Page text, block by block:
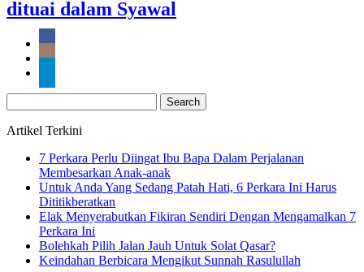
dituai dalam Syawal
for:
Artikel Terkini
7 Perkara Perlu Diingat Ibu Bapa Dalam Perjalanan
Membesarkan Anak-anak
Untuk Anda Yang Sedang Patah Hati, 6 Perkara Ini Harus
Dititikberatkan
Elak Menyerabutkan Fikiran Sendiri Dengan Mengamalkan 7
Perkara Ini
Bolehkah Pilih Jalan Jauh Untuk Solat Qasar?
Keindahan Berbicara Mengikut Sunnah Rasulullah